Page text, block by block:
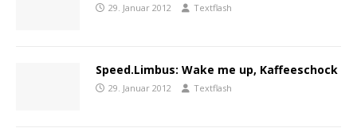
29. Januar 2012 Textflash
Speed.Limbus: Wake me up, Kaffeeschock
29. Januar 2012 Textflash